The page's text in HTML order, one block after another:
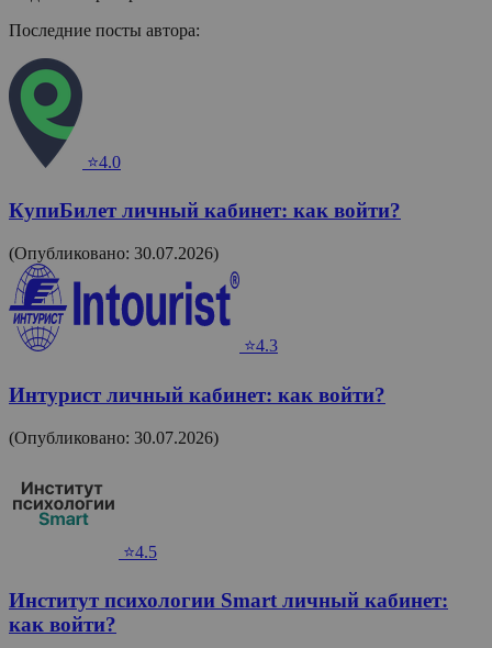
Последние посты автора:
⭐4.0
КупиБилет личный кабинет: как войти?
(Опубликовано: 30.07.2026)
⭐4.3
Интурист личный кабинет: как войти?
(Опубликовано: 30.07.2026)
⭐4.5
Институт психологии Smart личный кабинет:
как войти?